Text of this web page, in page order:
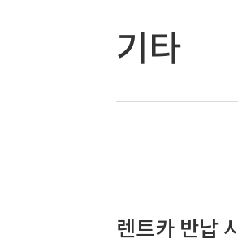
기타
렌트카 반납